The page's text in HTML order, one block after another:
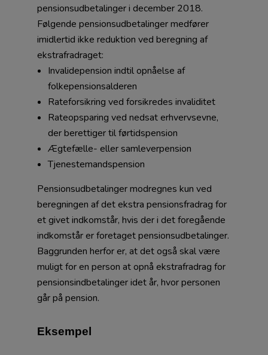
pensionsudbetalinger i december 2018.
Følgende pensionsudbetalinger medfører
imidlertid ikke reduktion ved beregning af
ekstrafradraget:
Invalidepension indtil opnåelse af
folkepensionsalderen
Rateforsikring ved forsikredes invaliditet
Rateopsparing ved nedsat erhvervsevne,
der berettiger til førtidspension
Ægtefælle- eller samleverpension
Tjenestemandspension
Pensionsudbetalinger modregnes kun ved
beregningen af det ekstra pensionsfradrag for
et givet indkomstår, hvis der i det foregående
indkomstår er foretaget pensionsudbetalinger.
Baggrunden herfor er, at det også skal være
muligt for en person at opnå ekstrafradrag for
pensionsindbetalinger idet år, hvor personen
går på pension.
Eksempel